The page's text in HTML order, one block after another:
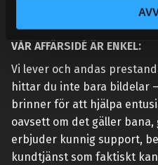
VÅR AFFÄRSIDÉ ÄR ENKEL:
Vi lever och andas
hittar du inte bara bildelar
brinner för att hjälpa
oavsett om det gäller
erbjuder kunnig support,
kundtjänst som faktiskt